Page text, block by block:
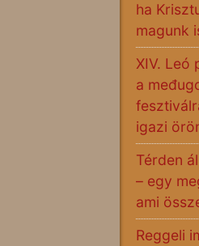
ha
magunk
XIV. Leó
a
igazi
Térden
– egy
ami
Reggeli